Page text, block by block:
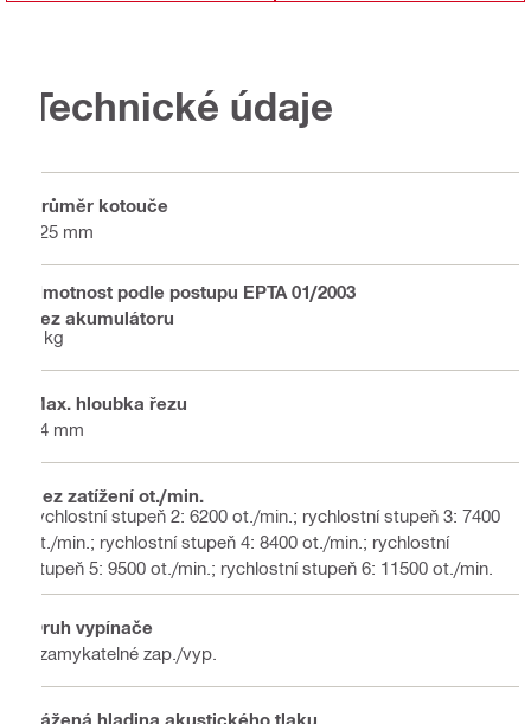
Technické údaje
Průměr kotouče
125 mm
Hmotnost podle postupu EPTA 01/2003
bez akumulátoru
2 kg
Max. hloubka řezu
34 mm
Bez zatížení ot./min.
rychlostní stupeň 2: 6200 ot./min.; rychlostní stupeň 3: 7400
ot./min.; rychlostní stupeň 4: 8400 ot./min.; rychlostní
stupeň 5: 9500 ot./min.; rychlostní stupeň 6: 11500 ot./min.
Druh vypínače
uzamykatelné zap./vyp.
Vážená hladina akustického tlaku